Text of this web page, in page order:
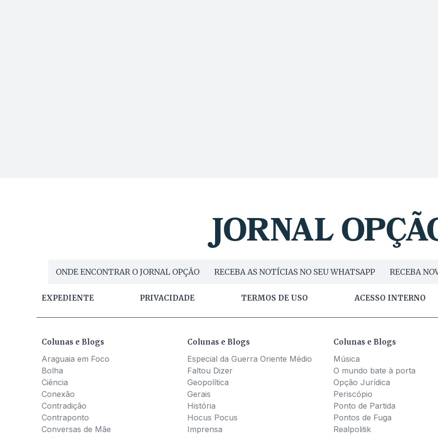
ONDE ENCONTRAR O JORNAL OPÇÃO RECEBA AS NOTÍCIAS NO SEU WHATSAPP RECEBA
EXPEDIENTE PRIVACIDADE TERMOS DE USO ACESSO INTERNO
Colunas e Blogs
Araguaia em Foco
Bolha
Ciência
Conexão
Contradição
Contraponto
Conversas de Mãe
Colunas e Blogs
Especial da Guerra Oriente Médio
Faltou Dizer
Geopolítica
Gerais
História
Hocus Pocus
Imprensa
Colunas e Blogs
Música
O mundo bate à porta
Opção Jurídica
Periscópio
Ponto de Partida
Pontos de Fuga
Realpolitik